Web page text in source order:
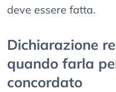
deve essere fatta.
Dichiarazione
quando farla
concordato